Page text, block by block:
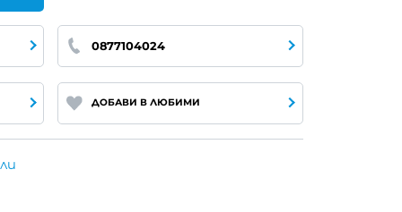
0877104024
ДОБАВИ В ЛЮБИМИ